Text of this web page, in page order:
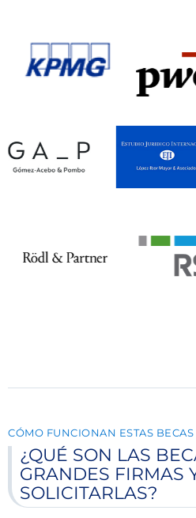
CÓMO FUNCIONAN ESTAS BECAS
¿QUÉ SON LAS
GRANDES FIRMAS
SOLICITARLAS?